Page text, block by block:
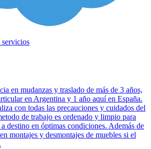
servicios
en mudanzas y traslado de más de 3 años,
en Argentina y 1 año aquí en España.
con todas las precauciones y cuidados del
de trabajo es ordenado y limpio para
destino en óptimas condiciones. Además de
montajes y desmontajes de muebles si el